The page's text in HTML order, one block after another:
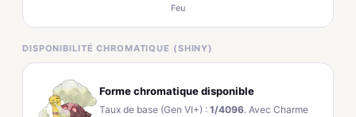
Feu
DISPONIBILITÉ CHROMATIQUE (SHINY)
Forme chromatique disponible
Taux de base (Gen VI+) : 1/4096. Avec Charme